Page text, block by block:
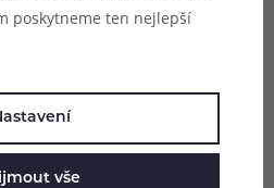
apod.
30 ml lahvička
- 15 %
poskytneme ten nejlepší
vše